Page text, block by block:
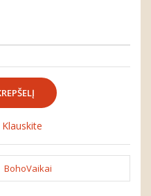
Klauskite
BohoVaikai